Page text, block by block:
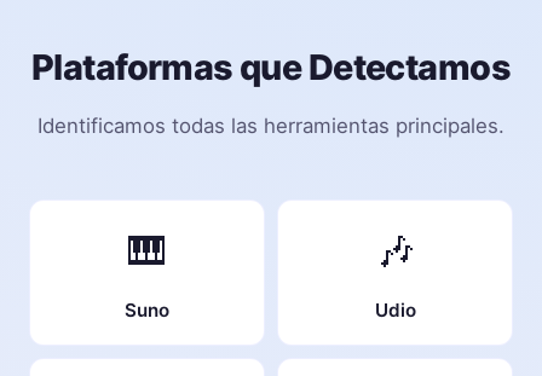
Plataformas que Detectamos
Identificamos todas las herramientas principales.
🎹
Suno
🎶
Udio